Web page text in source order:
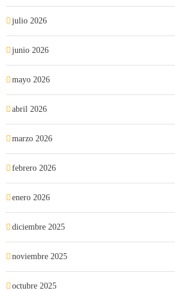
julio 2026
junio 2026
mayo 2026
abril 2026
marzo 2026
febrero 2026
enero 2026
diciembre 2025
noviembre 2025
octubre 2025